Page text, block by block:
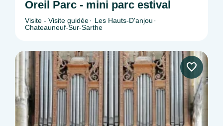
Oreil Parc - mini parc estival
Visite - Visite guidée
Les Hauts-D'anjou
Chateauneuf-Sur-Sarthe